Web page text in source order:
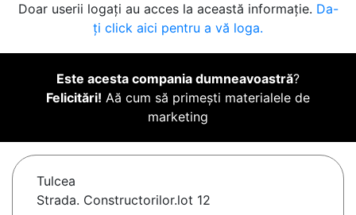
Doar userii logați au acces la această informație. Da-
ți click aici pentru a vă loga.
Este acesta compania dumneavoastră?
Felicitări! Aă cum să primești materialele de
marketing
Tulcea
Strada. Constructorilor.lot 12